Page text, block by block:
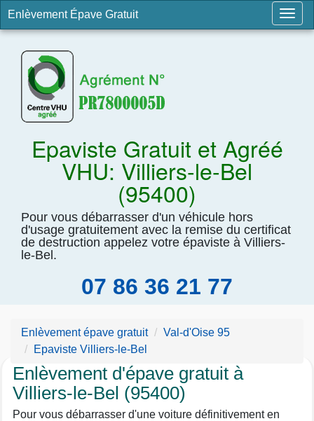
Enlèvement Épave Gratuit
Epaviste Gratuit et Agréé
VHU: Villiers-le-Bel
(95400)
Pour vous débarrasser d'un véhicule hors
d'usage gratuitement avec la remise du certificat
de destruction appelez votre épaviste à Villiers-
le-Bel.
07 86 36 21 77
Enlèvement épave gratuit
Val-d'Oise 95
Epaviste Villiers-le-Bel
Enlèvement d'épave gratuit à
Villiers-le-Bel (95400)
Pour vous débarrasser d'une voiture définitivement en